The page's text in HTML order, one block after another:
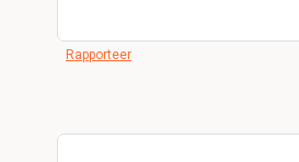
Rapporteer